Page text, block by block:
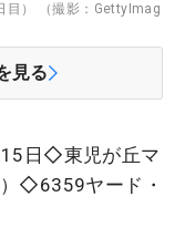
目） （撮影：GettyImag
見る
日◇東児が丘マ
◇6359ヤード・